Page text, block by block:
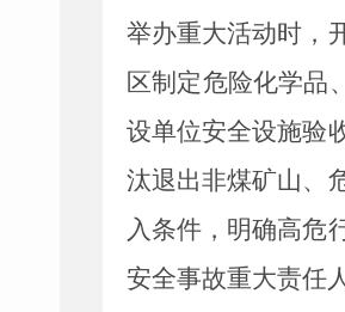
举办重大活动时，
区制定危险化学品
设单位安全设施验
汰退出非煤矿山、
入条件，明确高危
安全事故重大责任